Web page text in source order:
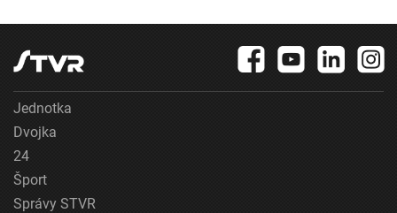
Jednotka
Dvojka
24
Šport
Správy STVR